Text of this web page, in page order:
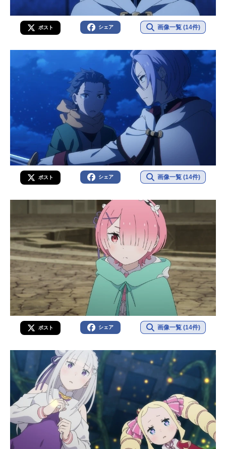
ポスト シェア 画像一覧 (14件)
ポスト シェア 画像一覧 (14件)
ポスト シェア 画像一覧 (14件)